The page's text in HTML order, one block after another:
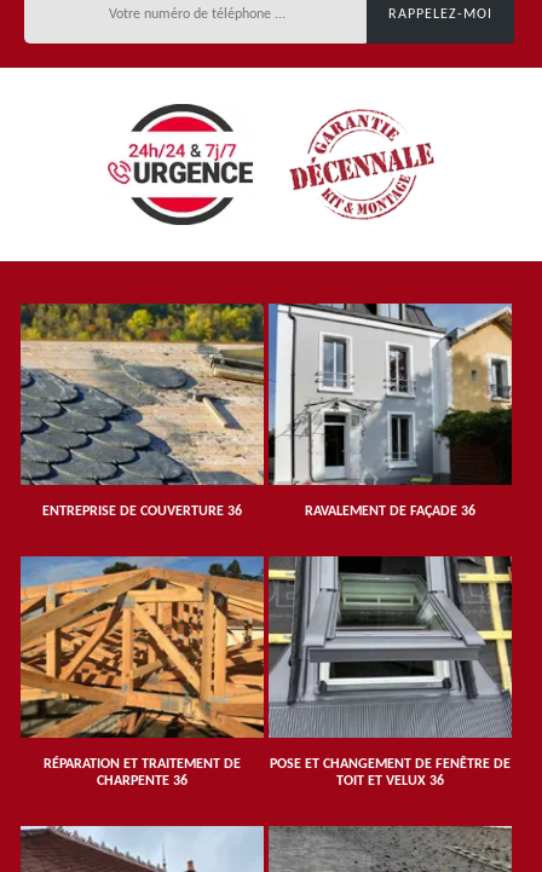
ENTREPRISE DE COUVERTURE 36 RAVALEMENT DE FAÇADE 36
RÉPARATION ET TRAITEMENT DE
CHARPENTE 36
POSE ET CHANGEMENT DE FENÊTRE DE
TOIT ET VELUX 36